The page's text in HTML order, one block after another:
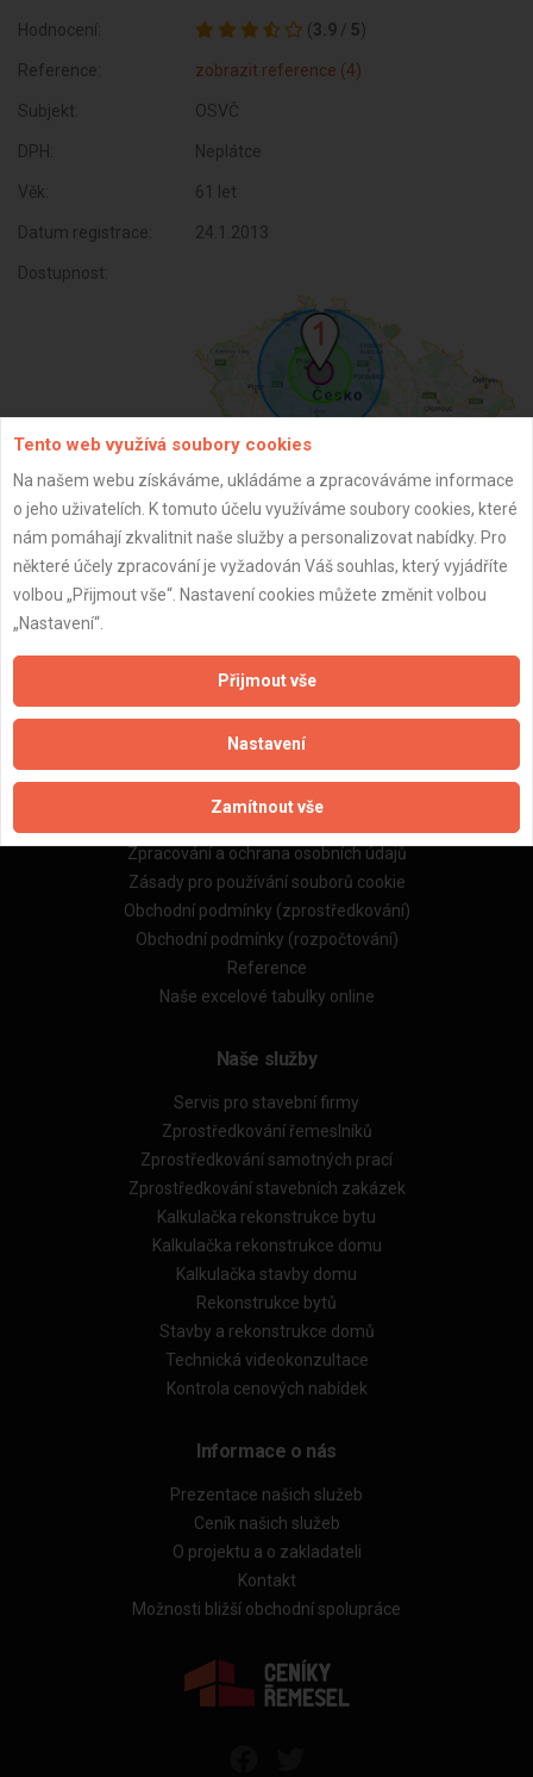
Hodnocení: ( 3.9 / 5)
Reference: zobrazit reference (4)
Subjekt: OSVČ
DPH: Neplátce
Věk: 61 let
Datum registrace: 24.1.2013
Dostupnost:
ZPĚT
Důležité informace
Zpracování a ochrana osobních údajů
Zásady pro používání souborů cookie
Obchodní podmínky (zprostředkování)
Obchodní podmínky (rozpočtování)
Reference
Naše excelové tabulky online
Naše služby
Servis pro stavební firmy
Zprostředkování řemeslníků
Zprostředkování samotných prací
Zprostředkování stavebních zakázek
Kalkulačka rekonstrukce bytu
Kalkulačka rekonstrukce domu
Kalkulačka stavby domu
Rekonstrukce bytů
Stavby a rekonstrukce domů
Technická videokonzultace
Kontrola cenových nabídek
Informace o nás
Prezentace našich služeb
Ceník našich služeb
O projektu a o zakladateli
Kontakt
Možnosti bližší obchodní spolupráce
Tento web využívá soubory cookies
Na našem webu získáváme, ukládáme a zpracováváme informace
o jeho uživatelích. K tomuto účelu využíváme soubory cookies, které
nám pomáhají zkvalitnit naše služby a personalizovat nabídky. Pro
některé účely zpracování je vyžadován Váš souhlas, který vyjádříte
volbou „Přijmout vše“. Nastavení cookies můžete změnit volbou
„Nastavení“.
Přijmout vše
Nastavení
Zamítnout vše